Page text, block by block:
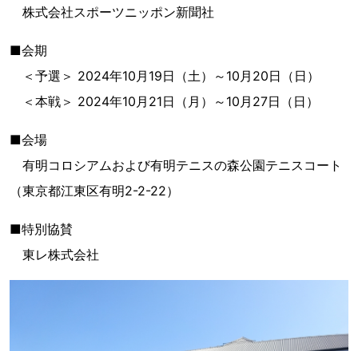
株式会社スポーツニッポン新聞社
■会期
＜予選＞ 2024年10月19日（土）～10月20日（日）
＜本戦＞ 2024年10月21日（月）～10月27日（日）
■会場
有明コロシアムおよび有明テニスの森公園テニスコート
（東京都江東区有明2-2-22）
■特別協賛
東レ株式会社